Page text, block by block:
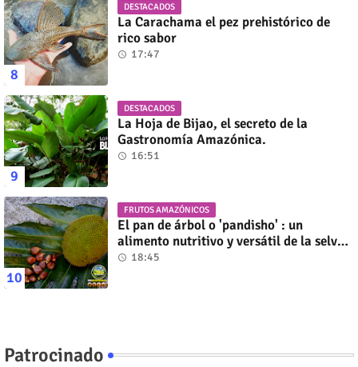
DESTACADOS
La Carachama el pez prehistórico de
rico sabor
17:47
DESTACADOS
La Hoja de Bijao, el secreto de la
Gastronomía Amazónica.
16:51
FRUTOS AMAZÓNICOS
El pan de árbol o 'pandisho' : un
alimento nutritivo y versátil de la selva
amazónica
18:45
Patrocinado